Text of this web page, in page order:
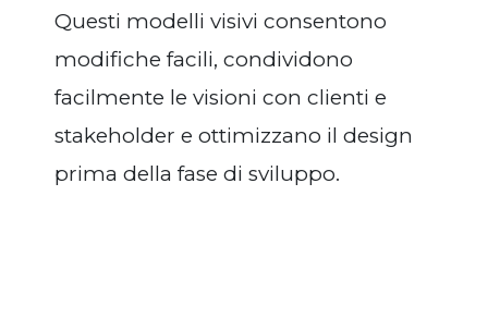
Questi modelli visivi consentono
modifiche facili, condividono
facilmente le visioni con clienti e
stakeholder e ottimizzano il design
prima della fase di sviluppo.